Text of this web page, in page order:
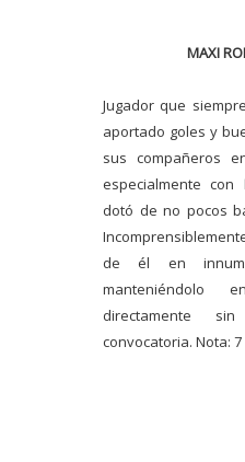
MAXI
Jugador que
aportado goles y
sus compañeros
especialmente con
dotó de no pocos
de él en
directamente
convocatoria. Nota: 7